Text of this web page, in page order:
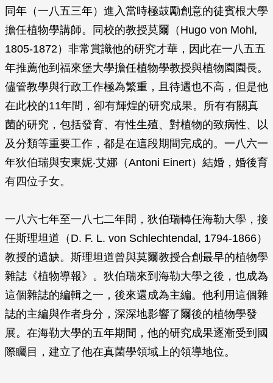
同年（一八五三年）進入當時極鼓勵創意的徒賓根大學
擔任植物學講師。同校的教授莫爾（Hugo von Mohl,
1805-1872）非常賞識他的研究才華，因此在一八五五
年推薦他到福來堡大學擔任植物學教授與植物園園長。
儘管教學與行政工作極為繁重，且待遇也不高，但是他
在此校的11年間，卻有輝煌的研究成果。所有有關真
菌的研究，包括發育、有性生殖、對植物的致病性、以
及分類等重要工作，都是在這段期間完成的。一八六一
年狄伯瑞與安東妮‧艾娜（Antoni Einert）結婚，婚後育
有四位子女。
一八六七年至一八七二年間，狄伯瑞轉任海勒大學，接
任斯理坦道（D. F. L. von Schlechtendal, 1794-1866）
教授的遺缺。斯理坦道曾與莫爾教授合創最早的植物學
雜誌《植物導報》。狄伯瑞來到海勒大學之後，也成為
這個雜誌的編輯之一，後來還成為主編。他利用這個雜
誌的主編與作者身分，深深地影響了爾後的植物學發
展。在海勒大學的五年期間，他的研究成果逐漸受到國
際矚目，建立了他在真菌學領域上的領導地位。